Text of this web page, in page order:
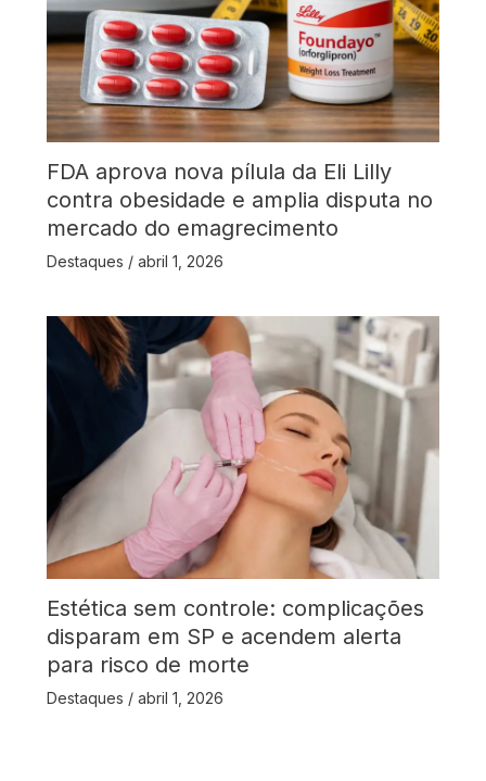
FDA aprova nova pílula da Eli Lilly
contra obesidade e amplia disputa no
mercado do emagrecimento
Destaques / abril 1, 2026
Estética sem controle: complicações
disparam em SP e acendem alerta
para risco de morte
Destaques / abril 1, 2026